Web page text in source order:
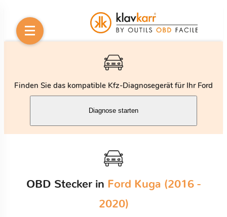
Finden Sie das kompatible Kfz-Diagnosegerät für Ihr Ford
Diagnose starten
OBD Stecker in Ford Kuga (2016 -
2020)